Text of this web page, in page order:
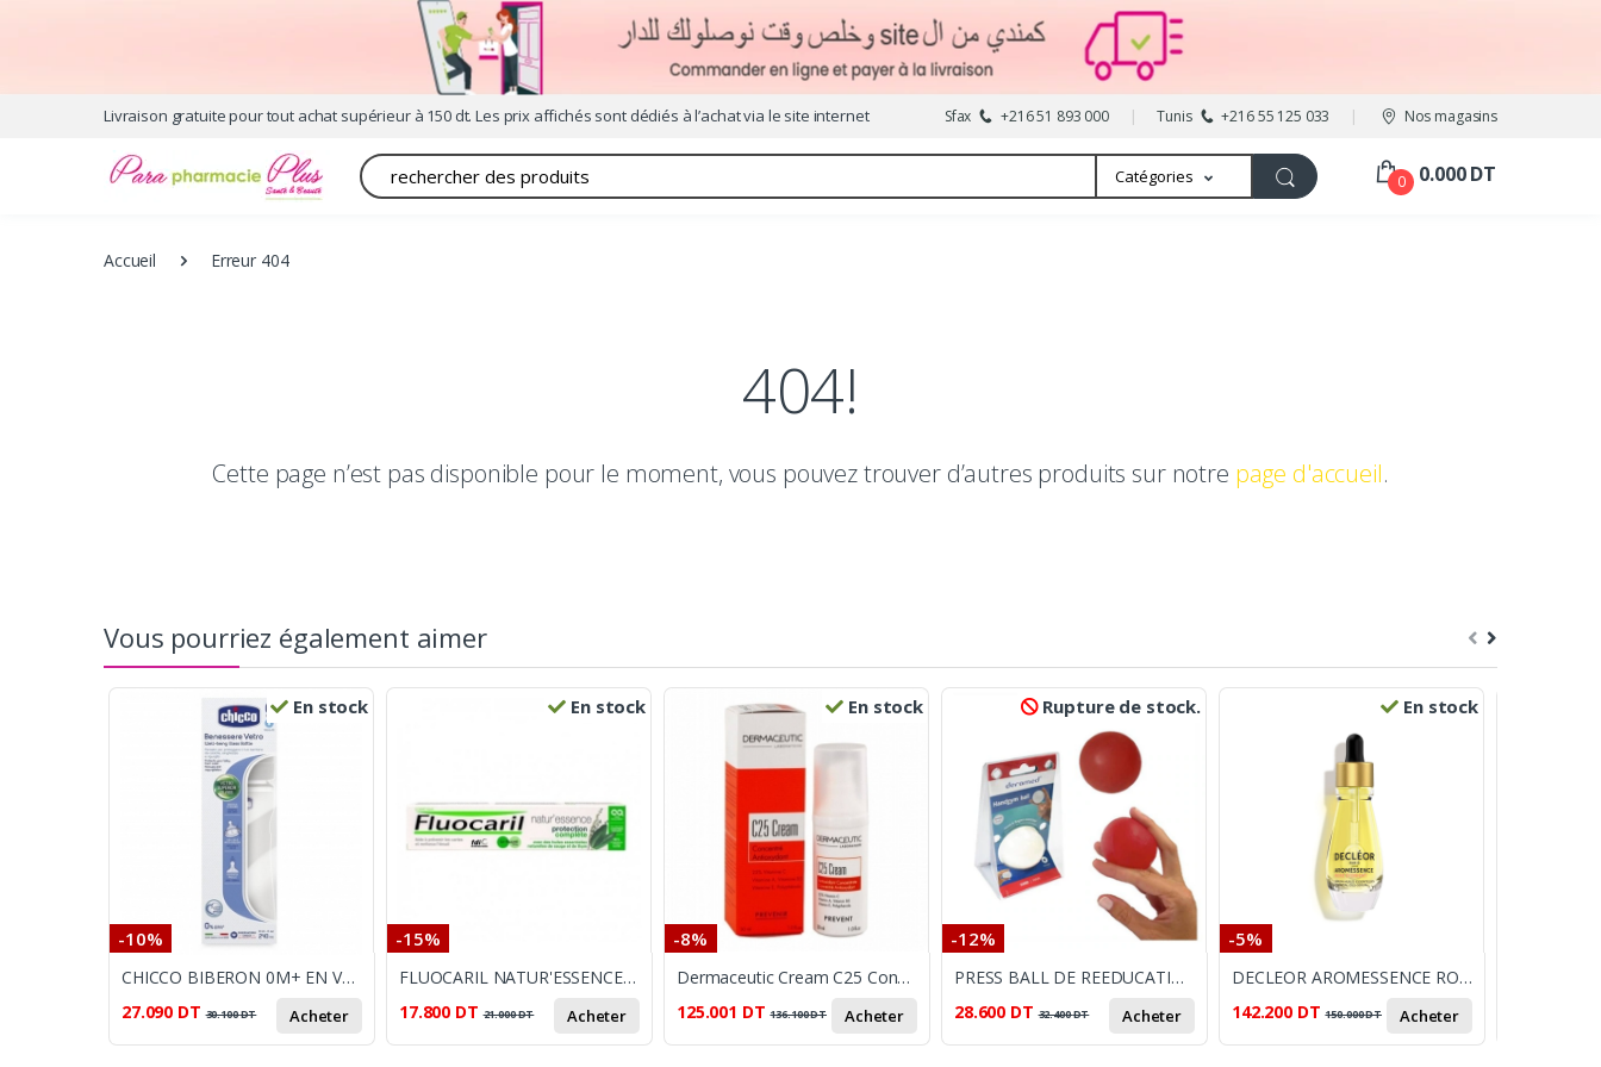
Livraison gratuite pour tout achat supérieur à 150 dt. Les prix affichés sont dédiés à l’achat via le site internet Sfax +216 51 893 000 Tunis +216 55 125 033 Nos magasins
Recherche Catégories 0 0.000 DT
Accueil Erreur 404
404!
Cette page n’est pas disponible pour le moment, vous pouvez trouver d’autres produits sur notre page d'accueil.
Vous pourriez également aimer
En stock
-10%
CHICCO BIBERON 0M+ EN VERRE 240 ML
27.090 DT 30.100DT Acheter
En stock
-15%
FLUOCARIL NATUR'ESSENCE PROTECTION COMPLÈTE 75ML
17.800 DT 21.000DT Acheter
En stock
-8%
Dermaceutic Cream C25 ConcentrÃ© antioxydant, 30ml 30ml
125.001 DT 136.100DT Acheter
Rupture de stock.
-12%
PRESS BALL DE REEDUCATION MEDIUM
28.600 DT 32.400DT Acheter
En stock
-5%
DECLEOR AROMESSENCE ROSE DAMASCENA 15ML
142.200 DT 150.000DT Acheter